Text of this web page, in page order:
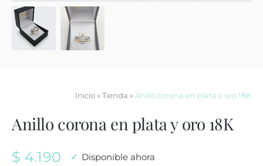
Inicio» Tienda » Anillo corona en plata y oro 18K
Anillo corona en plata y oro 18K
$ 4.190 Disponible ahora